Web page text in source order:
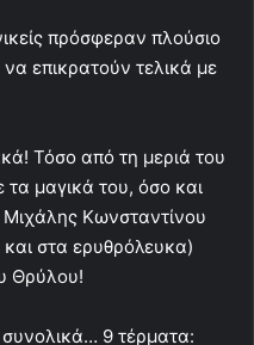
πρόσφεραν πλούσιο
επικρατούν τελικά με
Τόσο από τη μεριά του
τα μαγικά του, όσο και
Κωνσταντίνου
στα ερυθρόλευκα)
Θρύλου!
9 τέρματα: